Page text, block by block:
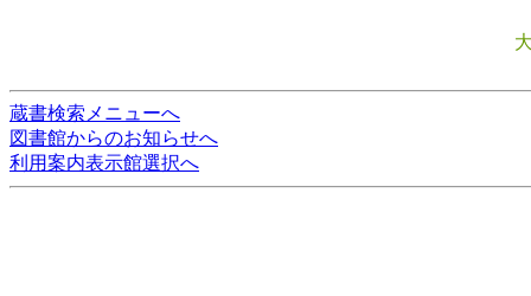
蔵書検索メニューへ
図書館からのお知らせへ
利用案内表示館選択へ